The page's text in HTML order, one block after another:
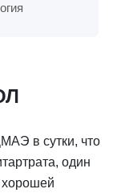
в сутки, что
один
хорошей